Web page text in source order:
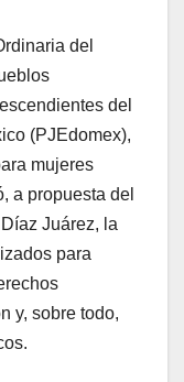
del
del
(PJEdomex),
mujeres
a propuesta del
Juárez, la
para
y, sobre todo,